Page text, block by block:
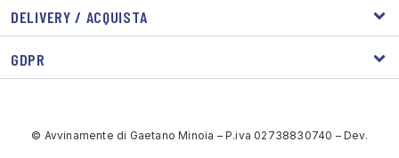
DELIVERY / ACQUISTA
GDPR
© Avvinamente di Gaetano Minoia – P.iva 02738830740 – Dev.